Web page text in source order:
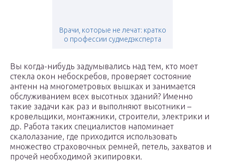
Врачи, которые не лечат: кратко
о профессии судмедэксперта
Вы когда-нибудь задумывались над тем, кто моет
стекла окон небоскребов, проверяет состояние
антенн на многометровых вышках и занимается
обслуживанием всех высотных зданий? Именно
такие задачи как раз и выполняют высотники –
кровельщики, монтажники, строители, электрики и
др. Работа таких специалистов напоминает
скалолазание, где приходится использовать
множество страховочных ремней, петель, захватов и
прочей необходимой экипировки.